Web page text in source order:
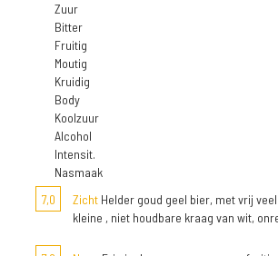
Zuur
Bitter
Fruitig
Moutig
Kruidig
Body
Koolzuur
Alcohol
Intensit.
Nasmaak
7,0
Zicht Helder goud geel bier, met vrij
kleine , niet houdbare kraag van wit,